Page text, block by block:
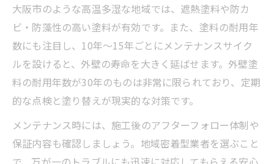
大阪市のような高温多湿な地域では、遮熱塗料や防カ
ビ・防藻性の高い塗料が有効です。また、塗料の耐用年
数にも注目し、10年～15年ごとにメンテナンスサイク
ルを設けると、外壁の寿命を大きく延ばせます。外壁塗
料の耐用年数が30年のものは非常に限られており、定期
的な点検と塗り替えが現実的な対策です。
メンテナンス時には、施工後のアフターフォロー体制や
保証内容も確認しましょう。地域密着型業者を選ぶこと